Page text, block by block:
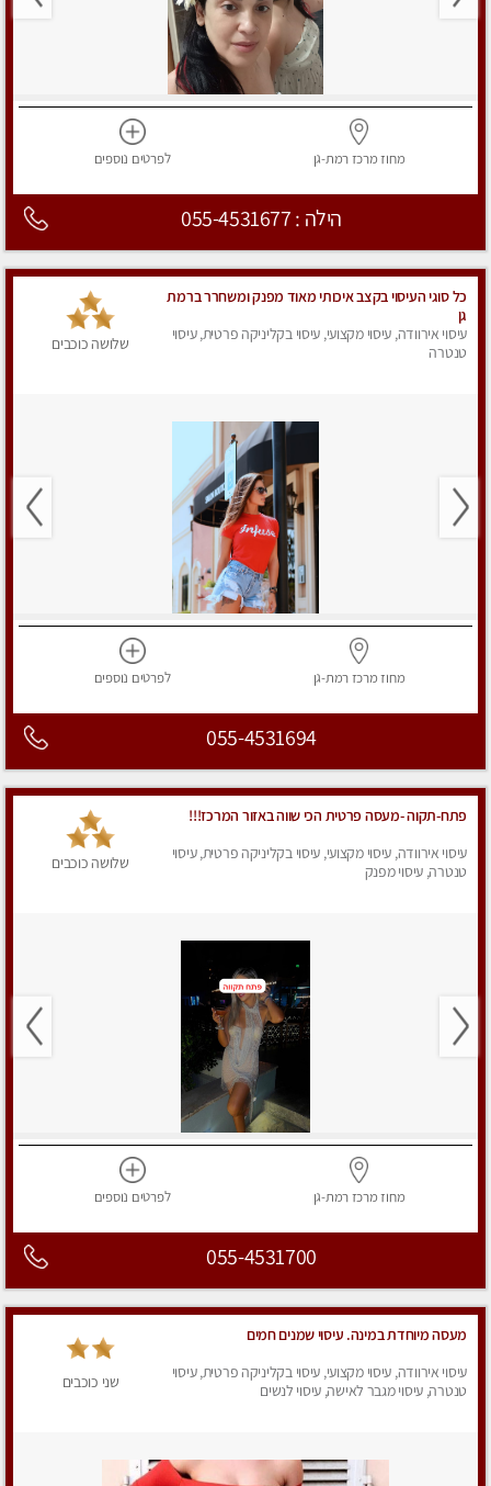
מחוז מרכז רמת-גן לפרטים נוספים
הילה : 055-4531677
כל סוגי העיסוי בקצב איכותי מאוד מפנק ומשחרר ברמת
גן
עיסוי אירוודה, עיסוי מקצועי, עיסוי בקליניקה פרטית, עיסוי
טנטרה
שלושה כוכבים
מחוז מרכז רמת-גן לפרטים נוספים
055-4531694
פתח-תקוה -מעסה פרטית הכי שווה באזור המרכז!!!
עיסוי אירוודה, עיסוי מקצועי, עיסוי בקליניקה פרטית, עיסוי
טנטרה, עיסוי מפנק
שלושה כוכבים
מחוז מרכז רמת-גן לפרטים נוספים
055-4531700
מעסה מיוחדת במינה. עיסוי שמנים חמים
עיסוי אירוודה, עיסוי מקצועי, עיסוי בקליניקה פרטית, עיסוי
טנטרה, עיסוי מגבר לאישה, עיסוי לנשים
שני כוכבים